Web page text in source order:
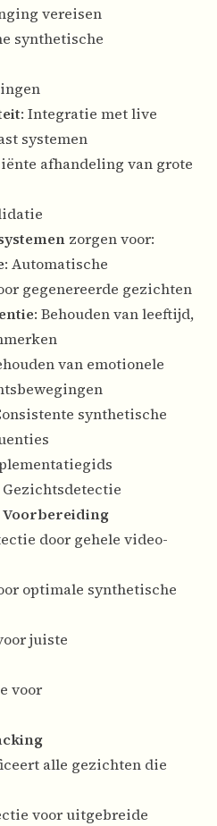
vereisen
synthetische
: Integratie met live
systemen
afhandeling van grote
zorgen voor:
: Automatische
gegenereerde gezichten
: Behouden van leeftijd,
van emotionele
synthetische
Gezichtsdetectie
door gehele video-
optimale synthetische
juiste
voor
alle gezichten die
voor uitgebreide